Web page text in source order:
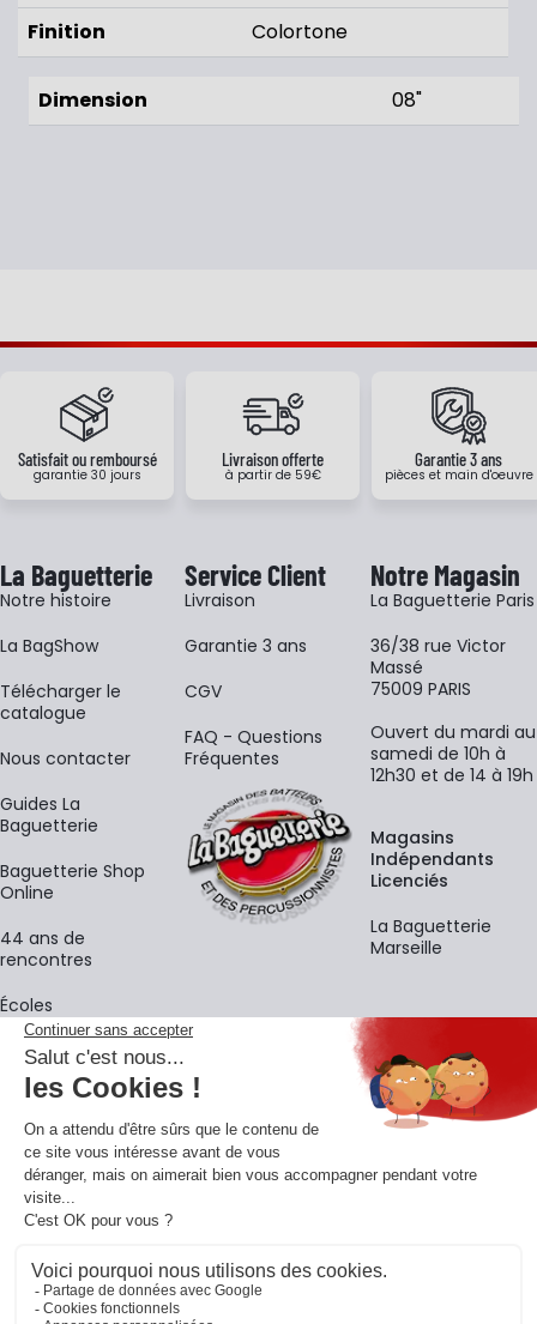
Finition
Colortone
Dimension 08"
Satisfait ou remboursé
garantie 30 jours
Livraison offerte
à partir de 59€
Garantie 3 ans
pièces et main d'oeuvre
La Baguetterie
Notre histoire
La BagShow
​Télécharger le
catalogue
Nous contacter
Guides La
Baguetterie
Baguetterie Shop
Online
44 ans de
rencontres
Écoles
Service Client
Livraison
Garantie 3 ans
CGV
FAQ - Questions
Fréquentes
Notre Magasin
La Baguetterie Paris
36/38 rue Victor
Massé
75009 PARIS
Ouvert du mardi au
samedi de 10h à
12h30 et de 14 à 19h
Magasins
Indépendants
Licenciés
La Baguetterie
Marseille
La newsletter
Adresse e-mail
En vous inscrivant à notre newsletter, vous acceptez notre
confidentialité.
Retrouvons-nous sur